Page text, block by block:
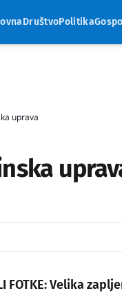
DruštvoPolitika
uprava
FOTKE: Velika